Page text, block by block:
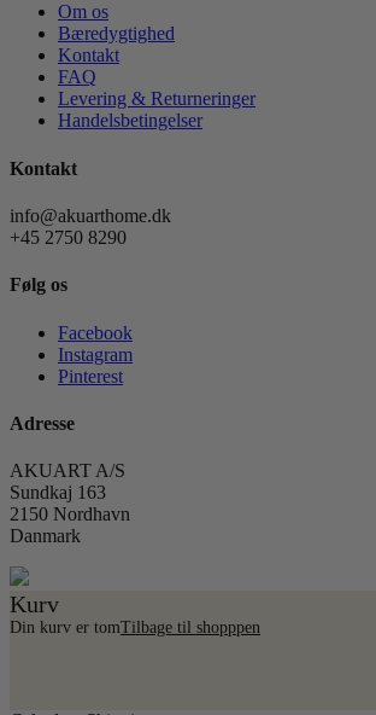
Om os
Bæredygtighed
Kontakt
FAQ
Levering & Returneringer
Handelsbetingelser
Kontakt
info@akuarthome.dk
+45 2750 8290
Følg os
Facebook
Instagram
Pinterest
Adresse
AKUART A/S
Sundkaj 163
2150 Nordhavn
Danmark
Kurv
Din kurv er tomTilbage til shopppen